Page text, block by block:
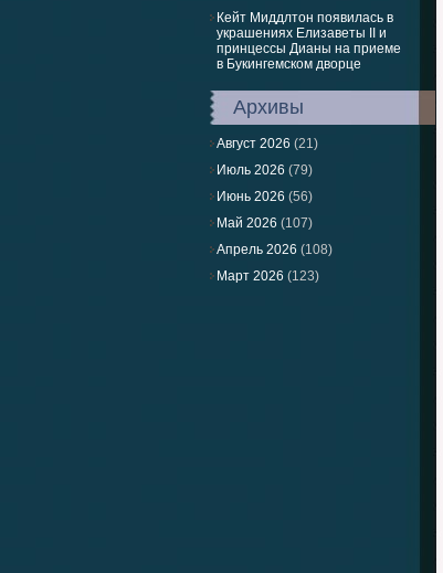
Кейт Миддлтон появилась в
украшениях Елизаветы II и
принцессы Дианы на приеме
в Букингемском дворце
Архивы
Август 2026 (21)
Июль 2026 (79)
Июнь 2026 (56)
Май 2026 (107)
Апрель 2026 (108)
Март 2026 (123)